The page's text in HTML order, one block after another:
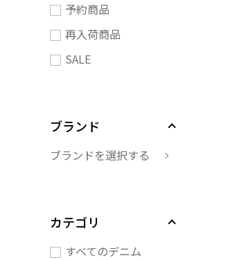
予約商品
再入荷商品
SALE
ブランド
ブランドを選択する
カテゴリ
すべてのデニム